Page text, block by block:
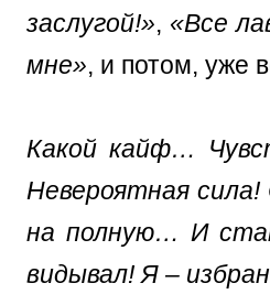
заслугой!», «Все
мне», и потом, уже
Какой кайф…
Невероятная сила!
на полную… И
видывал! Я –